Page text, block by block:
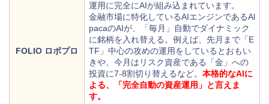
FOLIO ロボプロ
運用に完全にAIが組み込まれています。
金融市場に特化しているAIエンジンであるAl
pacaのAIが、「毎月」自動でダイナミック
に銘柄を入れ替える。例えば、先月まで「E
TF」中心の攻めの運用をしているとおもい
きや、今月はリスク資産である「金」への
投資に7-8割切り替えるなど。 本格的なAIに
よる、「完全自動の資産運用」と言えま
す。